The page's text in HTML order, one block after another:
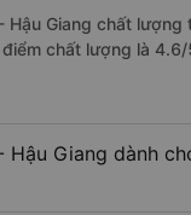
Giang chất
chất lượng là
Giang dành